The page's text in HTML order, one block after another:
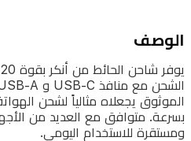
و
USB-
A.
تصميمه
الصغير
وأداءه
الوصف
الموثوق يجعلاه مثالياً لشحن
بسرعة. متوافق مع العديد من
ومستقرة للاستخدام اليومي.